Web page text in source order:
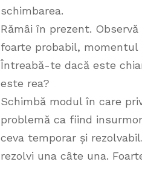
schimbarea.
Rămâi în prezent.
foarte probabil,
Întreabă-te dacă este
este rea?
Schimbă modul în care
problemă ca fiind
ceva temporar și
rezolvi una câte una.